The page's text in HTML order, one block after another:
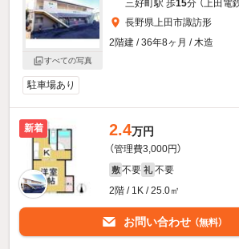
すべての写真
三好町駅 歩15分 （上田電
長野県上田市諏訪形
2階建 / 36年8ヶ月 / 木造
駐車場あり
新着 2.4万円
（管理費3,000円）
敷 不要 礼 不要
2階 / 1K / 25.0㎡
お問い合わせ （無料）